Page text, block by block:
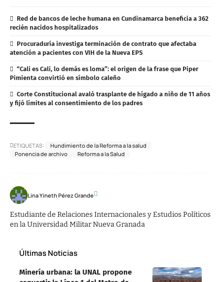
Red de bancos de leche humana en Cundinamarca beneficia a 362
recién nacidos hospitalizados
Procuraduría investiga terminación de contrato que afectaba
atención a pacientes con VIH de la Nueva EPS
“Cali es Cali, lo demás es loma”: el origen de la frase que Piper
Pimienta convirtió en símbolo caleño
Corte Constitucional avaló trasplante de hígado a niño de 11 años
y fijó límites al consentimiento de los padres
ETIQUETAS:
Hundimiento de la Reforma a la salud
Ponencia de archivo
Reforma a la Salud
Lina Yineth Pérez Grande
Estudiante de Relaciones Internacionales y Estudios Políticos
en la Universidad Militar Nueva Granada
Últimas Noticias
Minería urbana: la UNAL propone